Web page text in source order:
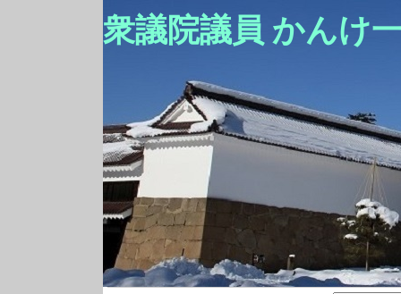
衆議院議員 かんけ